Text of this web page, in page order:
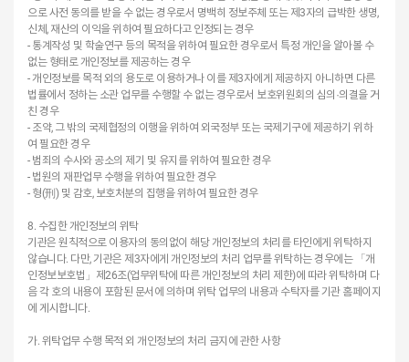
으로 사전 동의를 받을 수 없는 경우로서 명백히 정보주체 또는 제3자의 급박한 생명,
신체, 재산의 이익을 위하여 필요하다고 인정되는 경우
- 통계작성 및 학술연구 등의 목적을 위하여 필요한 경우로서 특정 개인을 알아볼 수
없는 형태로 개인정보를 제공하는 경우
- 개인정보를 목적 외의 용도로 이용하거나 이를 제3자에게 제공하지 아니하면 다른
법률에서 정하는 소관 업무를 수행할 수 없는 경우로서 보호위원회의 심의·의결을 거
친 경우
- 조약, 그 밖의 국제협정의 이행을 위하여 외국정부 또는 국제기구에 제공하기 위하
여 필요한 경우
- 범죄의 수사와 공소의 제기 및 유지를 위하여 필요한 경우
- 법원의 재판업무 수행을 위하여 필요한 경우
- 형(刑) 및 감호, 보호처분의 집행을 위하여 필요한 경우
8. 수집한 개인정보의 위탁
기관은 원칙적으로 이용자의 동의없이 해당 개인정보의 처리를 타인에게 위탁하지
않습니다. 다만, 기관은 제3자에게 개인정보의 처리 업무를 위탁하는 경우에는 「개
인정보보호법」제26조(업무위탁에 따른 개인정보의 처리 제한)에 따라 위탁하며 다
음 각 호의 내용이 포함된 문서에 의하며 위탁 업무의 내용과 수탁자를 기관 홈페이지
에 게시합니다.
가. 위탁업무 수행 목적 외 개인정보의 처리 금지에 관한 사항